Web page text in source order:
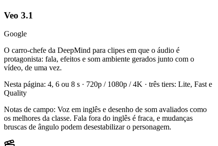
Veo 3.1
Google
O carro-chefe da DeepMind para clipes em que o áudio é
protagonista: fala, efeitos e som ambiente gerados junto com o
vídeo, de uma vez.
Nesta página: 4, 6 ou 8 s · 720p / 1080p / 4K · três tiers: Lite, Fast e
Quality
Notas de campo: Voz em inglês e desenho de som avaliados como
os melhores da classe. Fala fora do inglês é fraca, e mudanças
bruscas de ângulo podem desestabilizar o personagem.